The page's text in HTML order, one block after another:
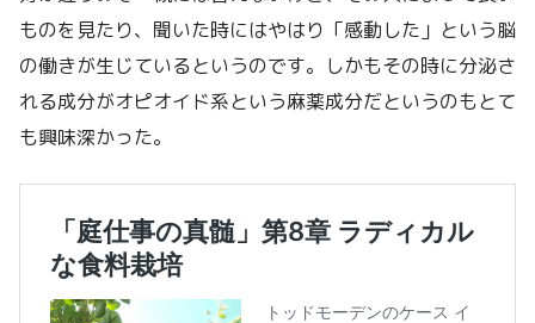
ものを見たり、聞いた時にはやはり「感動した」という脳
の働きが生じているというのです。しかもその時に分泌さ
れる成分がオピオイド系という麻薬成分だというのもとて
も興味深かった。